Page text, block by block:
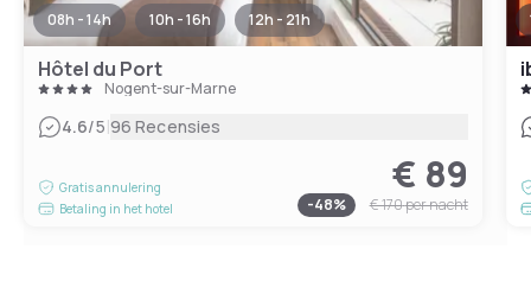
08h - 14h 10h - 16h 12h - 21h
Hôtel du Port
Nogent-sur-Marne
4.6/5|96 Recensies
Gratis annulering
Betaling in het hotel
€ 89
-48% € 170per nacht